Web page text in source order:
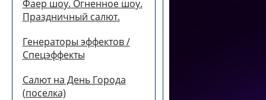
Фаер шоу. Огненное шоу.
Праздничный салют.
Генераторы эффектов /
Спецэффекты
Салют на День Города
(поселка)